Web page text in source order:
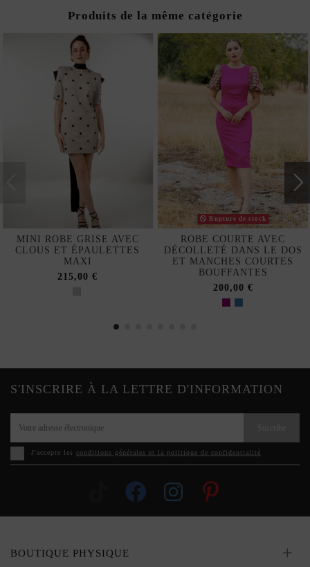
Produits de la même catégorie
MINI ROBE GRISE AVEC
CLOUS ET ÉPAULETTES
MAXI
215,00 €
Rupture de stock
ROBE COURTE AVEC
DÉCOLLETÉ DANS LE DOS
ET MANCHES COURTES
BOUFFANTES
200,00 €
S'INSCRIRE À LA LETTRE D'INFORMATION
J'accepte les conditions générales et la politique de confidentialité
BOUTIQUE PHYSIQUE